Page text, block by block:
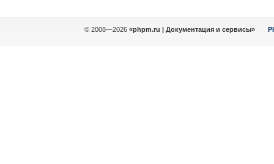
© 2008—2026 «phpm.ru | Документация и сервисы»